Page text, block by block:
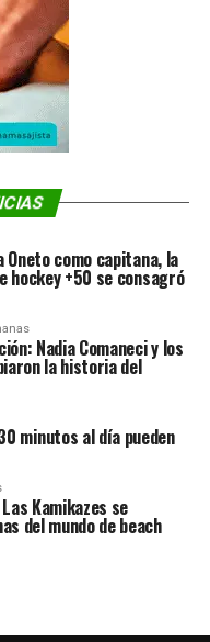
Oneto como capitana, la
hockey +50 se consagró
Nadia Comaneci y los
la historia del
minutos al día pueden
Kamikazes se
del mundo de beach